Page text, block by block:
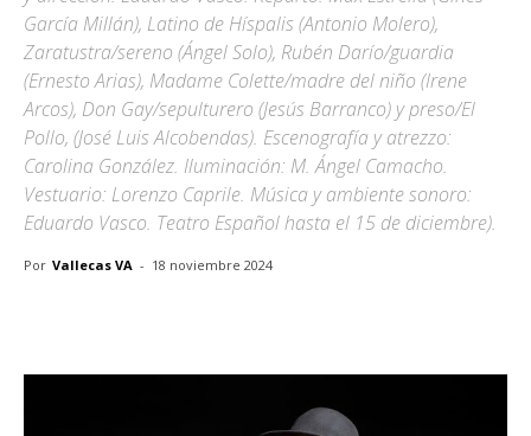
García Millán), Latino de Híspalis (Antonio Molero),
Zaratustra/sereno (Ángel Solo), Rubén Darío/guardia
(Ernesto Arias), Madame Colette/madre del niño (Irene
Arcos), Don Gay/sepulturero (Jesús Barranco) y preso/El
Pollo, (José Luis Alcobendas). Escenografía y atrezzo:
Carolina González. Iluminación: M. Ángel Camacho.
Vestuario: Lorenzo Caprile. Música y ambiente sonoro:
Eduardo Vasco. Teatro Español hasta el 15 de diciembre).
Por Vallecas VA - 18 noviembre 2024